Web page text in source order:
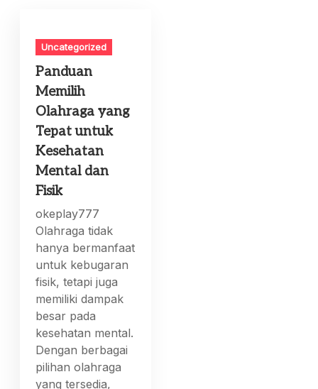
Uncategorized
Panduan
Memilih
Olahraga yang
Tepat untuk
Kesehatan
Mental dan
Fisik
okeplay777
Olahraga tidak
hanya bermanfaat
untuk kebugaran
fisik, tetapi juga
memiliki dampak
besar pada
kesehatan mental.
Dengan berbagai
pilihan olahraga
yang tersedia,